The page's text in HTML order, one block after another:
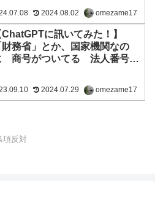
んか？日本人は殲滅されつつあ
す💢
2024.08.02 omezame17
ChatGPTに訊いてみた！】
財務省」とか、国家機関なの
商号がついてる 法人番号は
2024.07.29 omezame17
項反対